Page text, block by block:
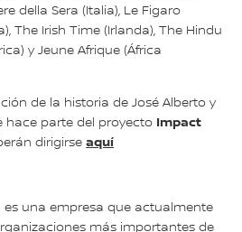
della Sera (Italia), Le Figaro
The Irish Time (Irlanda), The Hindu
y Jeune Afrique (África
de la historia de José Alberto y
hace parte del proyecto Impact
dirigirseaquí
es una empresa que actualmente
más importantes de